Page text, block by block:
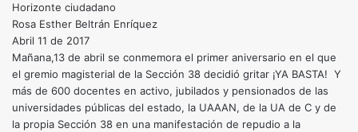
Horizonte ciudadano
Rosa Esther Beltrán Enríquez
Abril 11 de 2017
Mañana,13 de abril se conmemora el primer aniversario en el que
el gremio magisterial de la Sección 38 decidió gritar ¡YA BASTA! Y
más de 600 docentes en activo, jubilados y pensionados de las
universidades públicas del estado, la UAAAN, de la UA de C y de
la propia Sección 38 en una manifestación de repudio a la